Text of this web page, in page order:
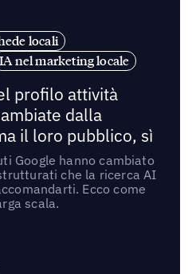
locali
IA nel marketing locale
profilo attività
dalla
il loro pubblico, sì
Google hanno cambiato
che la ricerca AI
Ecco come
scala.